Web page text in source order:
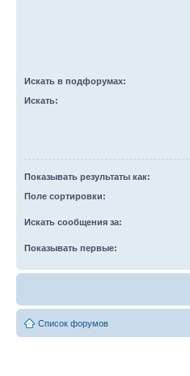
Искать в подфорумах:
Искать:
Показывать результаты как:
Поле сортировки:
Искать сообщения за:
Показывать первые:
Список форумов